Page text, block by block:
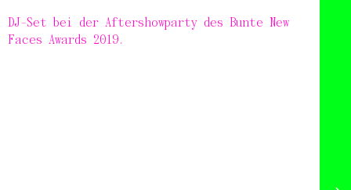
DJ-Set bei der Aftershowparty des Bunte New
Faces Awards 2019.